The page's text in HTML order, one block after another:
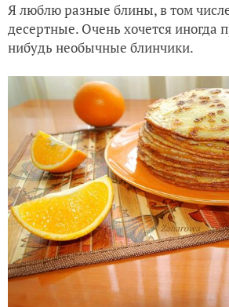
Я люблю разные блины, в том
десертные. Очень хочется иногда
нибудь необычные блинчики.